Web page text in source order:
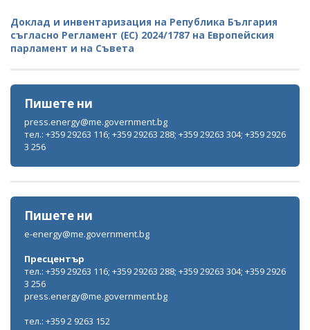
Доклад и инвентаризация на Република България
съгласно Регламент (ЕС) 2024/1787 на Европейския
парламент и на Съвета
Пишете ни
press.energy@me.government.bg
тел.: +359 29263 116; +359 29263 288; +359 29263 304; +359 2926
3 256
Пишете ни
e-energy@me.government.bg
Пресцентър
тел.: +359 29263 116; +359 29263 288; +359 29263 304; +359 2926
3 256
press.energy@me.government.bg
тел.: +359 2 9263 152